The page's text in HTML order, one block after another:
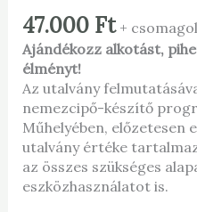
47.000 Ft +
Ajándékozz alkotást,
élményt!
Az utalvány
nemezcipő-készítő
Műhelyében, előzetesen
utalvány értéke
az összes szükséges
eszközhasználatot is.